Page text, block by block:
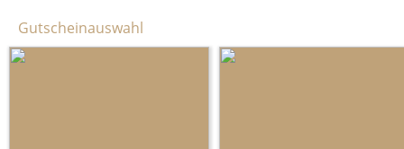
Gutscheinauswahl